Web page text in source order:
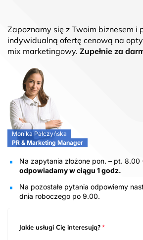
Zapoznamy się z Twoim biznesem i
indywidualną ofertę cenową na
mix marketingowy. Zupełnie za
Monika Pałczyńska
PR & Marketing Manager
Na zapytania złożone pon. – pt. 8.00
odpowiadamy w ciągu 1 godz.
Na pozostałe pytania odpowiemy
dnia roboczego po 9.00.
Jakie usługi Cię interesują?*